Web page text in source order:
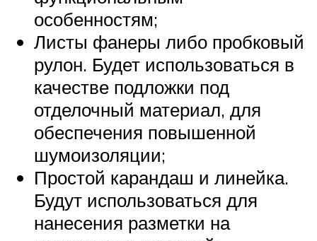
особенностям;
Листы фанеры либо пробковый
рулон. Будет использоваться в
качестве подложки под
отделочный материал, для
обеспечения повышенной
шумоизоляции;
Простой карандаш и линейка.
Будут использоваться для
нанесения разметки на